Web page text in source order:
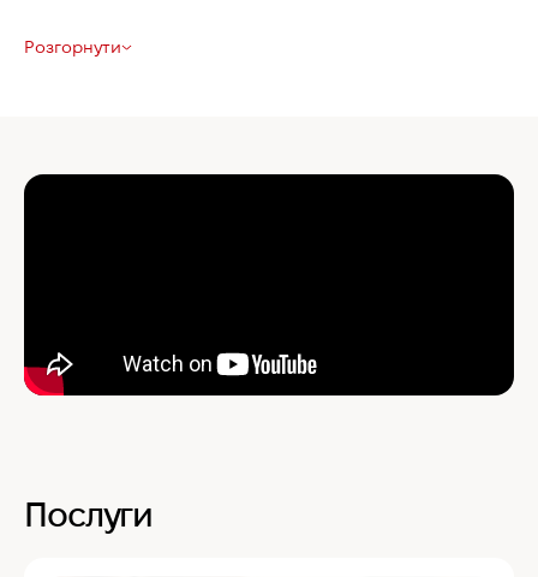
Розгорнути
Послуги